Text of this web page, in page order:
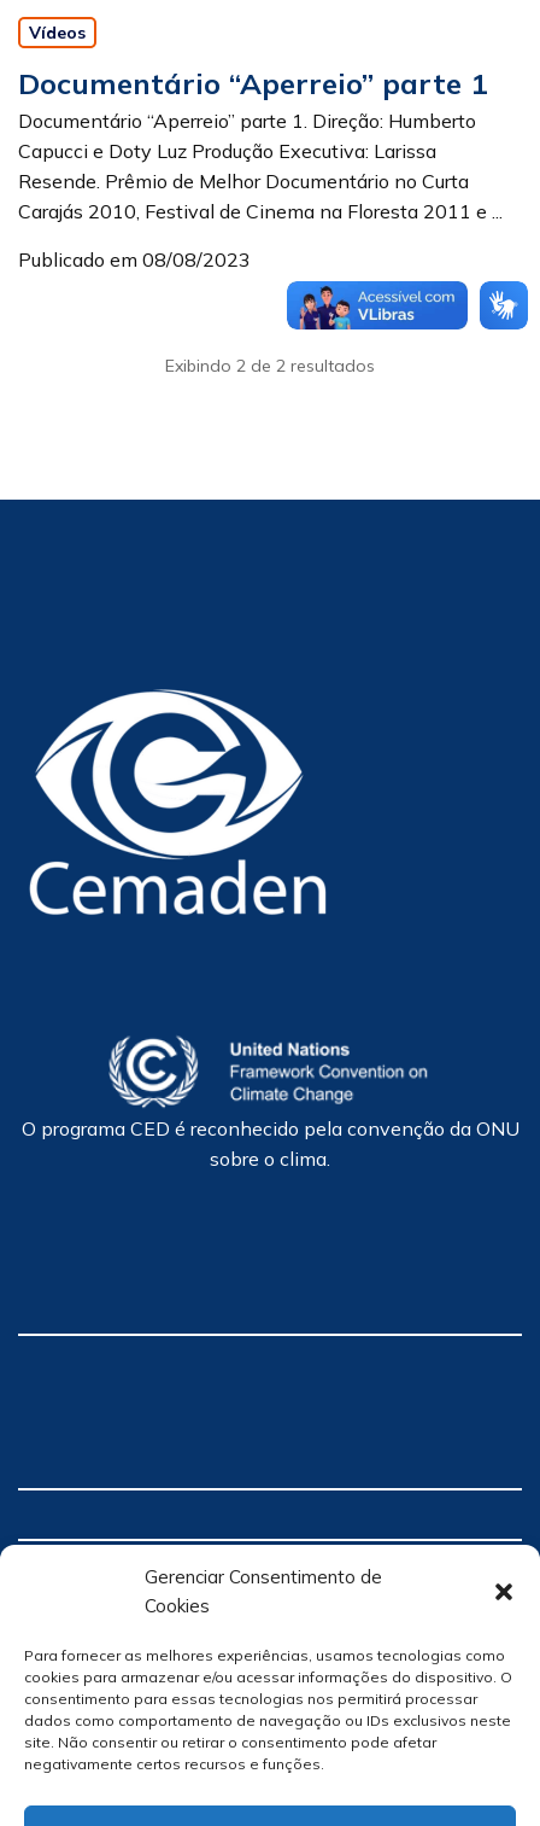
Gerenciar Consentimento de
Cookies
Para fornecer as melhores experiências, usamos tecnologias como
cookies para armazenar e/ou acessar informações do dispositivo. O
consentimento para essas tecnologias nos permitirá processar
dados como comportamento de navegação ou IDs exclusivos neste
site. Não consentir ou retirar o consentimento pode afetar
negativamente certos recursos e funções.
Vídeos
Documentário “Aperreio” parte 1
Documentário “Aperreio” parte 1. Direção: Humberto
Capucci e Doty Luz Produção Executiva: Larissa
Resende. Prêmio de Melhor Documentário no Curta
Carajás 2010, Festival de Cinema na Floresta 2011 e ...
Publicado em 08/08/2023
Exibindo 2 de 2 resultados
O programa CED é reconhecido pela convenção da ONU
sobre o clima.